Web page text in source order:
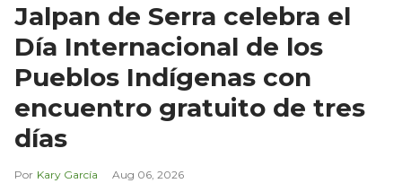
Jalpan de Serra celebra el
Día Internacional de los
Pueblos Indígenas con
encuentro gratuito de tres
días
Kary García Aug 06, 2026